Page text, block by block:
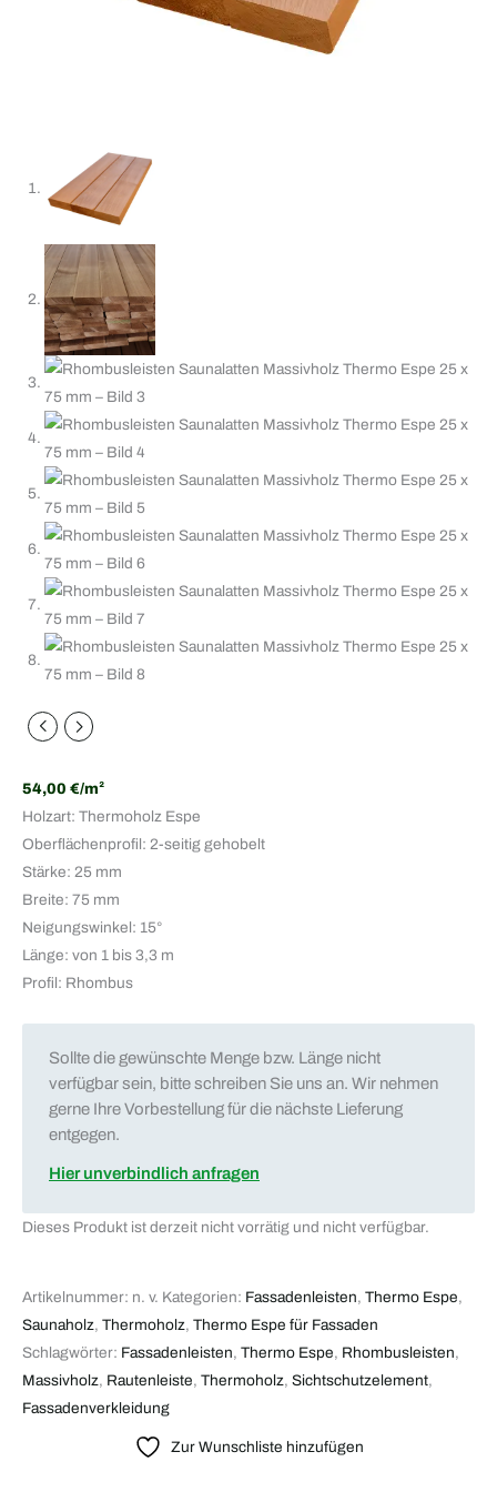
54,00 €/m²
Holzart: Thermoholz Espe
Oberflächenprofil: 2-seitig gehobelt
Stärke: 25 mm
Breite: 75 mm
Neigungswinkel: 15°
Länge: von 1 bis 3,3 m
Profil: Rhombus
Sollte die gewünschte Menge bzw. Länge nicht
verfügbar sein, bitte schreiben Sie uns an. Wir nehmen
gerne Ihre Vorbestellung für die nächste Lieferung
entgegen.
Hier unverbindlich anfragen
Dieses Produkt ist derzeit nicht vorrätig und nicht verfügbar.
Artikelnummer: n. v. Kategorien: Fassadenleisten, Thermo Espe,
Saunaholz, Thermoholz, Thermo Espe für Fassaden
Schlagwörter: Fassadenleisten, Thermo Espe, Rhombusleisten,
Massivholz, Rautenleiste, Thermoholz, Sichtschutzelement,
Fassadenverkleidung
Zur Wunschliste hinzufügen